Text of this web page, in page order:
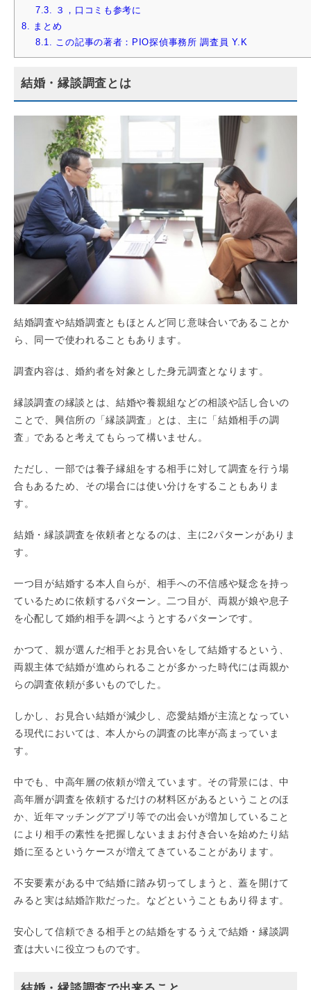
7.3.
３，口コミも参考に
8.
まとめ
8.1.
この記事の著者：PIO探偵事務所 調査員 Y.K
結婚・縁談調査とは
結婚調査や結婚調査ともほとんど同じ意味合いであることか
ら、同一で使われることもあります。
調査内容は、婚約者を対象とした身元調査となります。
縁談調査の縁談とは、結婚や養親組などの相談や話し合いの
ことで、興信所の「縁談調査」とは、主に「結婚相手の調
査」であると考えてもらって構いません。
ただし、一部では養子縁組をする相手に対して調査を行う場
合もあるため、その場合には使い分けをすることもありま
す。
結婚・縁談調査を依頼者となるのは、主に2パターンがありま
す。
一つ目が結婚する本人自らが、相手への不信感や疑念を持っ
ているために依頼するパターン。二つ目が、両親が娘や息子
を心配して婚約相手を調べようとするパターンです。
かつて、親が選んだ相手とお見合いをして結婚するという、
両親主体で結婚が進められることが多かった時代には両親か
らの調査依頼が多いものでした。
しかし、お見合い結婚が減少し、恋愛結婚が主流となってい
る現代においては、本人からの調査の比率が高まっていま
す。
中でも、中高年層の依頼が増えています。その背景には、中
高年層が調査を依頼するだけの材料区があるということのほ
か、近年マッチングアプリ等での出会いが増加していること
により相手の素性を把握しないままお付き合いを始めたり結
婚に至るというケースが増えてきていることがあります。
不安要素がある中で結婚に踏み切ってしまうと、蓋を開けて
みると実は結婚詐欺だった。などということもあり得ます。
安心して信頼できる相手との結婚をするうえで結婚・縁談調
査は大いに役立つものです。